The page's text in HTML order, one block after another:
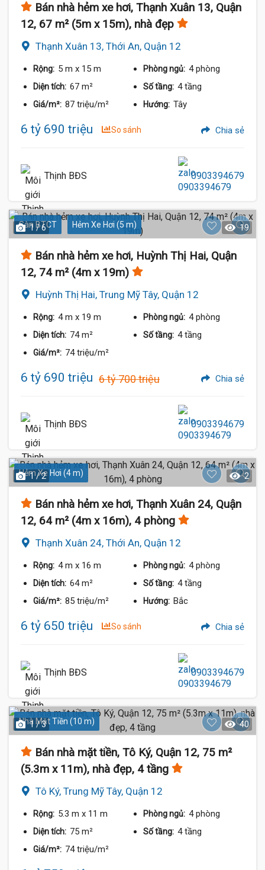
Bán nhà hẻm xe hơi, Thạnh Xuân 13, Quận
12, 67 m² (5m x 15m), nhà đẹp
Thạnh Xuân 13, Thới An, Quận 12
Rộng: 5 m x 15 m Phòng ngủ: 4 phòng
Diện tích: 67 m² Số tầng: 4 tầng
Giá/m²: 87 triệu/m² Hướng: Tây
6 tỷ 690 triệu So sánh Chia sẻ
Thịnh BĐS 0903394679
Sàn BTCT Hẻm Xe Hơi (5 m)
1 / 6 19
Bán nhà hẻm xe hơi, Huỳnh Thị Hai, Quận
12, 74 m² (4m x 19m)
Huỳnh Thị Hai, Trung Mỹ Tây, Quận 12
Rộng: 4 m x 19 m Phòng ngủ: 4 phòng
Diện tích: 74 m² Số tầng: 4 tầng
Giá/m²: 74 triệu/m²
6 tỷ 690 triệu 6 tỷ 700 triệu Chia sẻ
Thịnh BĐS 0903394679
Hẻm Xe Hơi (4 m)
1 / 2 2
Bán nhà hẻm xe hơi, Thạnh Xuân 24, Quận
12, 64 m² (4m x 16m), 4 phòng
Thạnh Xuân 24, Thới An, Quận 12
Rộng: 4 m x 16 m Phòng ngủ: 4 phòng
Diện tích: 64 m² Số tầng: 4 tầng
Giá/m²: 85 triệu/m² Hướng: Bắc
6 tỷ 650 triệu So sánh Chia sẻ
Thịnh BĐS 0903394679
Nhà Mặt Tiền (10 m)
1 / 3 40
Bán nhà mặt tiền, Tô Ký, Quận 12, 75 m²
(5.3m x 11m), nhà đẹp, 4 tầng
Tô Ký, Trung Mỹ Tây, Quận 12
Rộng: 5.3 m x 11 m Phòng ngủ: 4 phòng
Diện tích: 75 m² Số tầng: 4 tầng
Giá/m²: 74 triệu/m²